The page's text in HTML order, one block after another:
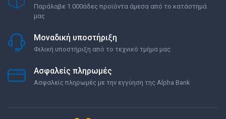
Παράλαβε 1.000άδες προϊόντα άμεσα από το κατάστημά
μας
Μοναδική υποστήριξη
Φιλική υποστήριξη από το τεχνικό τμήμα μας
Ασφαλείς πληρωμές
Ασφαλείς πληρωμές με την εγγύηση της Alpha Bank